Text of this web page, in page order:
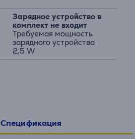
Зарядное устройство в
комплект не входит
Требуемая мощность
зарядного устройства
2,5 W
Спецификация